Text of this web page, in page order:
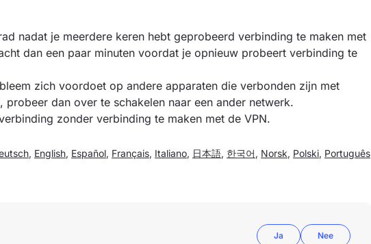
nadat je meerdere keren hebt geprobeerd verbinding te maken met
dan een paar minuten voordat je opnieuw probeert verbinding te
zich voordoet op andere apparaten die verbonden zijn met
probeer dan over te schakelen naar een ander netwerk.
zonder verbinding te maken met de VPN.
, English, Español, Français, Italiano, 日本語, 한국어 , Norsk, Polski, Português
Ja Nee